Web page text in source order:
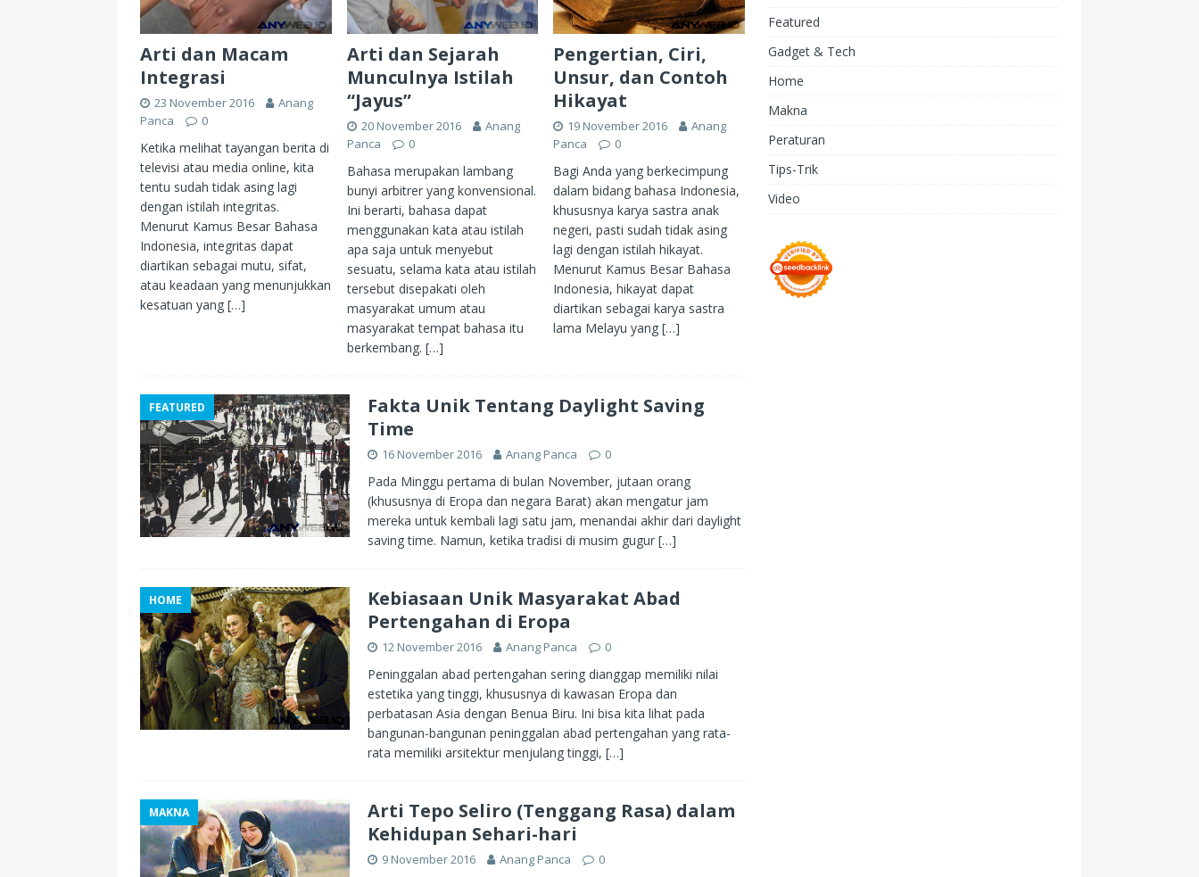
Arti dan Macam
Integrasi
23 November 2016
Anang
Panca
0
Ketika melihat tayangan berita di
televisi atau media online, kita
tentu sudah tidak asing lagi
dengan istilah integritas.
Menurut Kamus Besar Bahasa
Indonesia, integritas dapat
diartikan sebagai mutu, sifat,
atau keadaan yang menunjukkan
kesatuan yang […]
Arti dan Sejarah
Munculnya Istilah
“Jayus”
20 November 2016
Anang
Panca
0
Bahasa merupakan lambang
bunyi arbitrer yang konvensional.
Ini berarti, bahasa dapat
menggunakan kata atau istilah
apa saja untuk menyebut
sesuatu, selama kata atau istilah
tersebut disepakati oleh
masyarakat umum atau
masyarakat tempat bahasa itu
berkembang. […]
Pengertian, Ciri,
Unsur, dan Contoh
Hikayat
19 November 2016
Anang
Panca
0
Bagi Anda yang berkecimpung
dalam bidang bahasa Indonesia,
khususnya karya sastra anak
negeri, pasti sudah tidak asing
lagi dengan istilah hikayat.
Menurut Kamus Besar Bahasa
Indonesia, hikayat dapat
diartikan sebagai karya sastra
lama Melayu yang[…]
FEATURED
Fakta Unik Tentang Daylight Saving
Time
16 November 2016 Anang Panca 0
Pada Minggu pertama di bulan November, jutaan orang
(khususnya di Eropa dan negara Barat) akan mengatur jam
mereka untuk kembali lagi satu jam, menandai akhir dari daylight
saving time. Namun, ketika tradisi di musim gugur […]
HOME
Kebiasaan Unik Masyarakat Abad
Pertengahan di Eropa
12 November 2016 Anang Panca 0
Peninggalan abad pertengahan sering dianggap memiliki nilai
estetika yang tinggi, khususnya di kawasan Eropa dan
perbatasan Asia dengan Benua Biru. Ini bisa kita lihat pada
bangunan-bangunan peninggalan abad pertengahan yang rata-
rata memiliki arsitektur menjulang tinggi, […]
MAKNA
Arti Tepo Seliro (Tenggang Rasa) dalam
Kehidupan Sehari-hari
9 November 2016 Anang Panca 0
Featured
Gadget & Tech
Home
Makna
Peraturan
Tips-Trik
Video